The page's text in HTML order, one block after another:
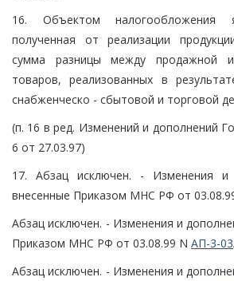
16. Объектом налогообложения
полученная от реализации
сумма разницы между продажной
товаров, реализованных в
снабженческо - сбытовой и торговой
(п. 16 в ред. Изменений и дополнений
6 от 27.03.97)
17. Абзац исключен. - Изменения
внесенные Приказом МНС РФ от
Абзац исключен. - Изменения и
Приказом МНС РФ от 03.08.99 N АП-3-03
Абзац исключен. - Изменения и